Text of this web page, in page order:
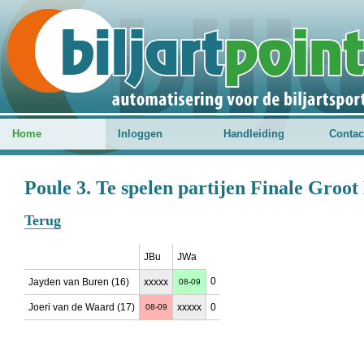
Home Inloggen Handleiding
Poule 3. Te spelen partijen Finale
Terug
JBu JWa
Jayden van Buren (16) xxxxx 08-09 0
Joeri van de Waard (17) 08-09 xxxxx 0